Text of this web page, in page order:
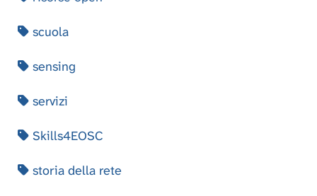
scuola
sensing
servizi
Skills4EOSC
storia della rete